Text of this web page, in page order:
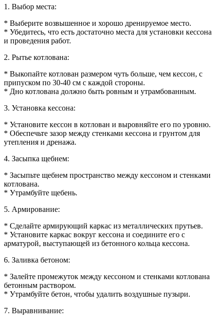
1. Выбор места:
* Выберите возвышенное и хорошо дренируемое место.
* Убедитесь, что есть достаточно места для установки кессона
и проведения работ.
2. Рытье котлована:
* Выкопайте котлован размером чуть больше, чем кессон, с
припуском по 30-40 см с каждой стороны.
* Дно котлована должно быть ровным и утрамбованным.
3. Установка кессона:
* Установите кессон в котлован и выровняйте его по уровню.
* Обеспечьте зазор между стенками кессона и грунтом для
утепления и дренажа.
4. Засыпка щебнем:
* Засыпьте щебнем пространство между кессоном и стенками
котлована.
* Утрамбуйте щебень.
5. Армирование:
* Сделайте армирующий каркас из металлических прутьев.
* Установите каркас вокруг кессона и соедините его с
арматурой, выступающей из бетонного кольца кессона.
6. Заливка бетоном:
* Залейте промежуток между кессоном и стенками котлована
бетонным раствором.
* Утрамбуйте бетон, чтобы удалить воздушные пузыри.
7. Выравнивание: